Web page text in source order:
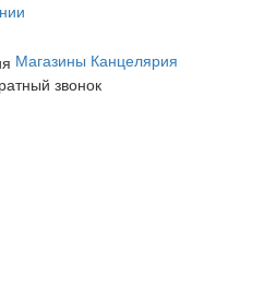
Магазины Канцелярия
звонок